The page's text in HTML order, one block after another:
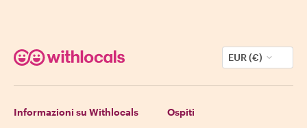
EUR (€)
Informazioni su Withlocals Ospiti